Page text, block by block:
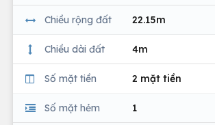
Chiều rộng đất 22.15m
Chiều dài đất 4m
Số mặt tiền 2 mặt tiền
Số mặt hẻm 1